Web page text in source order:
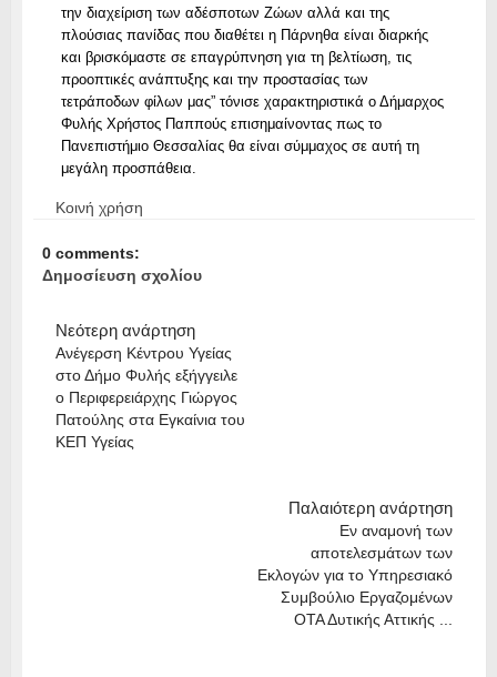
την διαχείριση των αδέσποτων Ζώων αλλά και της
πλούσιας πανίδας που διαθέτει η Πάρνηθα είναι διαρκής
και βρισκόμαστε σε επαγρύπνηση για τη βελτίωση, τις
προοπτικές ανάπτυξης και την προστασίας των
τετράποδων φίλων μας” τόνισε χαρακτηριστικά ο Δήμαρχος
Φυλής Χρήστος Παππούς επισημαίνοντας πως το
Πανεπιστήμιο Θεσσαλίας θα είναι σύμμαχος σε αυτή τη
μεγάλη προσπάθεια.
Κοινή χρήση
0 comments:
Δημοσίευση σχολίου
Νεότερη ανάρτηση
Ανέγερση Κέντρου Υγείας
στο Δήμο Φυλής εξήγγειλε
ο Περιφερειάρχης Γιώργος
Πατούλης στα Εγκαίνια του
ΚΕΠ Υγείας
Παλαιότερη ανάρτηση
Εν αναμονή των
αποτελεσμάτων των
Εκλογών για το Υπηρεσιακό
Συμβούλιο Εργαζομένων
ΟΤΑ Δυτικής Αττικής ...